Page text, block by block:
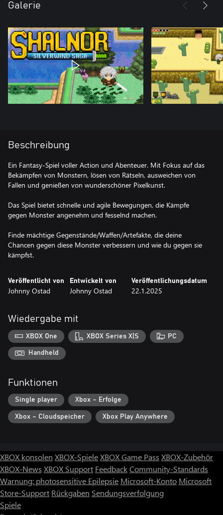
Galerie
Beschreibung
Ein Fantasy-Spiel voller Action und Abenteuer. Mit Fokus auf das
Bekämpfen von Monstern, lösen von Rätseln, ausweichen von
Fallen und genießen von wunderschöner Pixelkunst.
Das Spiel bietet schnelle und agile Bewegungen, die Kämpfe
gegen Monster angenehm und fesselnd machen.
Finde mächtige Gegenstände/Waffen/Artefakte, die deine
Chancen gegen diese Monster verbessern und wie du gegen sie
Veröffentlicht von
Johnny Ostad
Entwickelt von
Johnny Ostad
Veröffentlichungsdatum
22.1.2025
Wiedergabe mit
XBOX One XBOX Series X|S PC
Handheld
Funktionen
Single player Xbox – Erfolge
Xbox – Cloudspeicher Xbox Play Anywhere
XBOX konsolen XBOX-SpieleXBOX Game Pass XBOX-Zubehör
XBOX-News XBOX Support FeedbackCommunity-Standards
Warnung: photosensitive Epilepsie Microsoft-Konto Microsoft
Store-Support Rückgaben Sendungsverfolgung
Spiele